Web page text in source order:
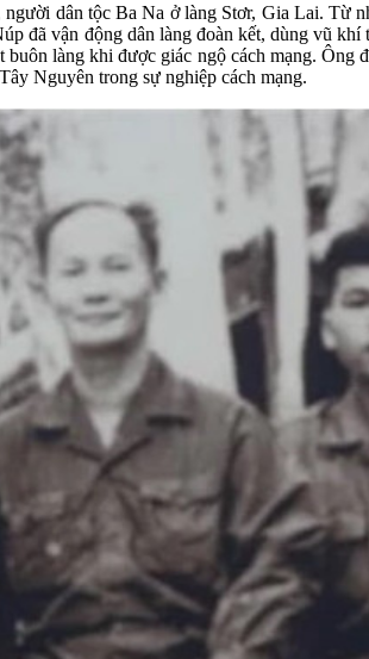
dân tộc Ba Na ở làng Stơr, Gia Lai. Từ
vận động dân làng đoàn kết, dùng vũ khí
làng khi được giác ngộ cách mạng.
Nguyên trong sự nghiệp cách mạng.